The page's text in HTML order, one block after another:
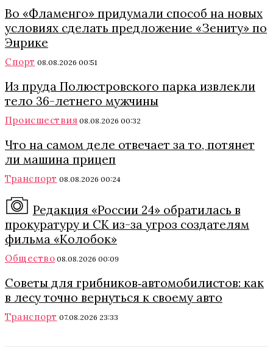
Во «Фламенго» придумали способ на новых
условиях сделать предложение «Зениту» по
Энрике
Спорт 08.08.2026 00:51
Из пруда Полюстровского парка извлекли
тело 36-летнего мужчины
Происшествия 08.08.2026 00:32
Что на самом деле отвечает за то, потянет
ли машина прицеп
Транспорт 08.08.2026 00:24
Редакция «России 24» обратилась в
прокуратуру и СК из-за угроз создателям
фильма «Колобок»
Общество 08.08.2026 00:09
Советы для грибников‑автомобилистов: как
в лесу точно вернуться к своему авто
Транспорт 07.08.2026 23:33